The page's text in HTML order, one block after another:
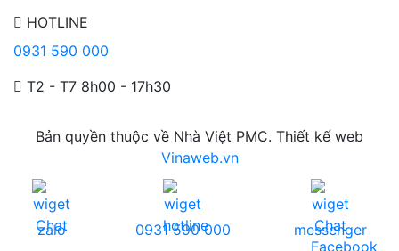
HOTLINE
0931 590 000
T2 - T7 8h00 - 17h30
Bản quyền thuộc về Nhà Việt PMC. Thiết kế web
Vinaweb.vn
zalo 0931 590 000 messenger